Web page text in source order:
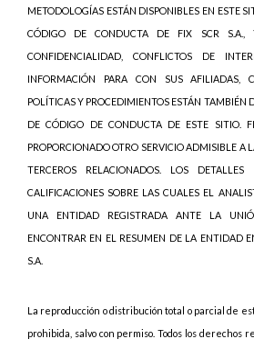
METODOLOGÍAS ESTÁN DISPONIBLES EN ESTE
CÓDIGO DE CONDUCTA DE FIX SCR S.A.,
CONFIDENCIALIDAD, CONFLICTOS DE
INFORMACIÓN PARA CON SUS AFILIADAS,
POLÍTICAS Y PROCEDIMIENTOS ESTÁN TAMBIÉN
DE CÓDIGO DE CONDUCTA DE ESTE SITIO.
PROPORCIONADO OTRO SERVICIO ADMISIBLE A
TERCEROS RELACIONADOS. LOS
CALIFICACIONES SOBRE LAS CUALES EL
UNA ENTIDAD REGISTRADA ANTE LA
ENCONTRAR EN EL RESUMEN DE LA ENTIDAD
S.A.
La reproducción o distribución total o parcial de
prohibida, salvo con permiso. Todos los derechos